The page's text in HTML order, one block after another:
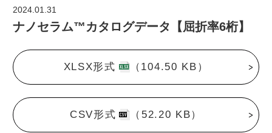
2024.01.31
ナノセラム™カタログデータ【屈折率6桁】
XLSX形式 （104.50 KB）
CSV形式 （52.20 KB）